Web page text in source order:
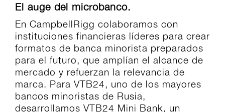
El auge del microbanco.
En CampbellRigg colaboramos con
instituciones financieras líderes para crear
formatos de banca minorista preparados
para el futuro, que amplían el alcance de
mercado y refuerzan la relevancia de
marca. Para VTB24, uno de los mayores
bancos minoristas de Rusia,
desarrollamos VTB24 Mini Bank, un